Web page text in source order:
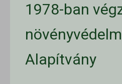
1978-ban
Alapítvány